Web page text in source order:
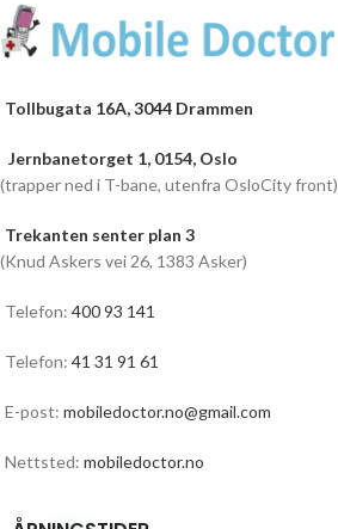
Tollbugata 16A, 3044 Drammen
Jernbanetorget 1, 0154, Oslo
(trapper ned i T-bane, utenfra OsloCity front)
Trekanten senter plan 3
(Knud Askers vei 26, 1383 Asker)
Telefon: 400 93 141
Telefon: 41 31 91 61
E-post: mobiledoctor.no@gmail.com
Nettsted: mobiledoctor.no